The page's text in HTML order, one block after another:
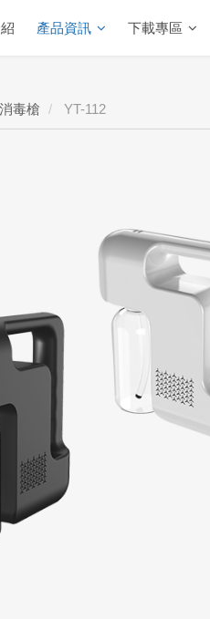
產品資訊 下載專區
毒槍 YT-112